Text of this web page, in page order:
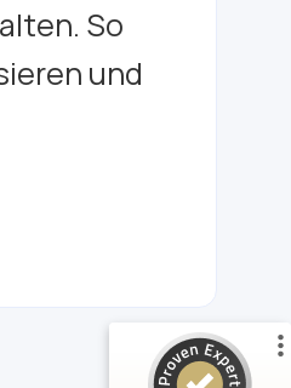
So
und
Bewertungen auf ProvenExpert.com